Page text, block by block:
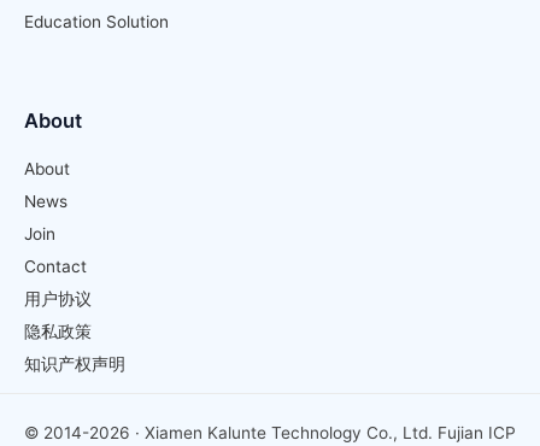
Education Solution
About
About
News
Join
Contact
用户协议
隐私政策
知识产权声明
© 2014-2026 · Xiamen Kalunte Technology Co., Ltd. Fujian ICP